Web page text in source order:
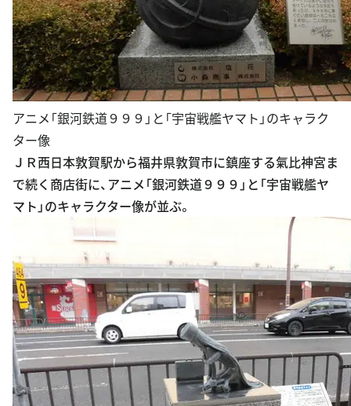
アニメ「銀河鉄道９９９」と「宇宙戦艦ヤマト」のキャラク
ター像
ＪＲ西日本敦賀駅から福井県敦賀市に鎮座する氣比神宮ま
で続く商店街に、アニメ「銀河鉄道９９９」と「宇宙戦艦ヤ
マト」のキャラクター像が並ぶ。